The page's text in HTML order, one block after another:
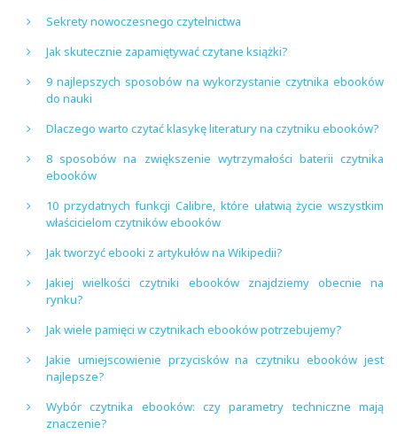
Sekrety nowoczesnego czytelnictwa
Jak skutecznie zapamiętywać czytane książki?
9 najlepszych sposobów na wykorzystanie czytnika ebooków
do nauki
Dlaczego warto czytać klasykę literatury na czytniku ebooków?
8 sposobów na zwiększenie wytrzymałości baterii czytnika
ebooków
10 przydatnych funkcji Calibre, które ułatwią życie wszystkim
właścicielom czytników ebooków
Jak tworzyć ebooki z artykułów na Wikipedii?
Jakiej wielkości czytniki ebooków znajdziemy obecnie na
rynku?
Jak wiele pamięci w czytnikach ebooków potrzebujemy?
Jakie umiejscowienie przycisków na czytniku ebooków jest
najlepsze?
Wybór czytnika ebooków: czy parametry techniczne mają
znaczenie?